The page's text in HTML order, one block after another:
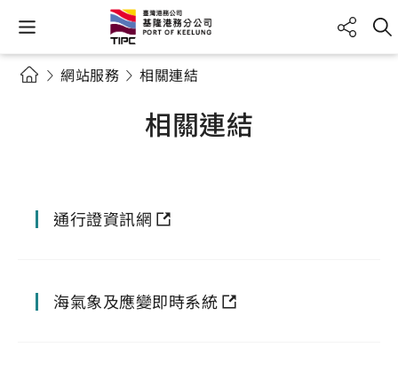
網站服務 相關連結
相關連結
通行證資訊網
海氣象及應變即時系統